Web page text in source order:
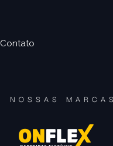
Contato
NOSSAS